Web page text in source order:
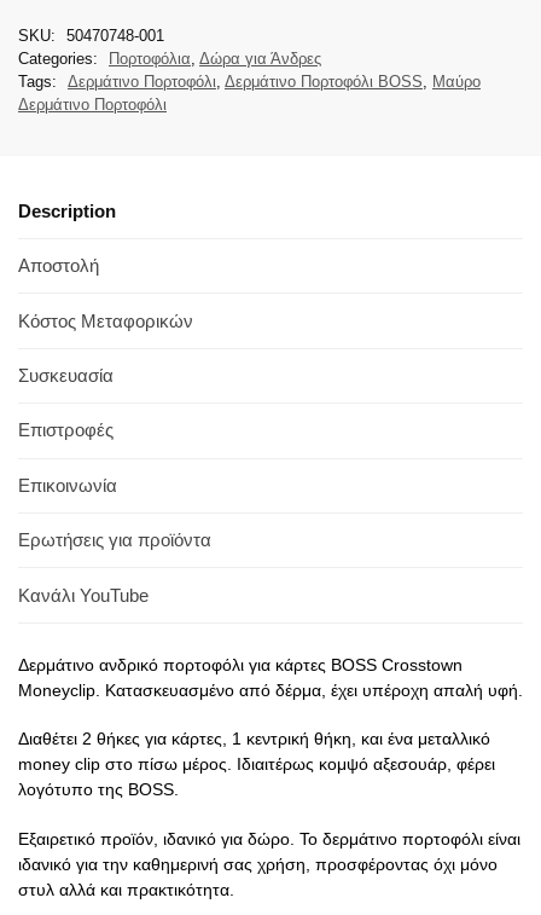
SKU:
50470748-001
Categories:
Πορτοφόλια Δώρα για Άνδρες
Tags:
Δερμάτινο Πορτοφόλι Δερμάτινο Πορτοφόλι BOSS
Μαύρο
Δερμάτινο Πορτοφόλι
Description
Αποστολή
Κόστος Μεταφορικών
Συσκευασία
Επιστροφές
Επικοινωνία
Ερωτήσεις για προϊόντα
Κανάλι YouTube
Δερμάτινο ανδρικό πορτοφόλι για κάρτες BOSS Crosstown
Moneyclip. Κατασκευασμένο από δέρμα, έχει υπέροχη απαλή υφή.
Διαθέτει 2 θήκες για κάρτες, 1 κεντρική θήκη, και ένα μεταλλικό
money clip στο πίσω μέρος. Ιδιαιτέρως κομψό αξεσουάρ, φέρει
λογότυπο της BOSS.
Εξαιρετικό προϊόν, ιδανικό για δώρο. Το δερμάτινο πορτοφόλι είναι
ιδανικό για την καθημερινή σας χρήση, προσφέροντας όχι μόνο
στυλ αλλά και πρακτικότητα.